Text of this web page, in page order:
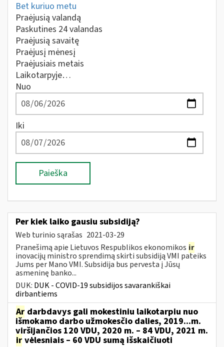
Bet kuriuo metu
Praėjusią valandą
Paskutines 24 valandas
Praėjusią savaitę
Praėjusį mėnesį
Praėjusiais metais
Laikotarpyje…
Nuo
Iki
Paieška
Per kiek laiko gausiu subsidiją?
Web turinio sąrašas 2021-03-29
Pranešimą apie Lietuvos Respublikos ekonomikos ir
inovacijų ministro sprendimą skirti subsidiją VMI pateiks
Jums per Mano VMI. Subsidija bus pervesta į Jūsų
asmeninę banko...
DUK: DUK - COVID-19 subsidijos savarankiškai
dirbantiems
Ar darbdavys gali mokestiniu laikotarpiu nuo
išmokamo darbo užmokesčio dalies, 2019...m.
viršijančios 120 VDU, 2020 m. – 84 VDU, 2021 m.
ir vėlesniais – 60 VDU sumą išskaičiuoti